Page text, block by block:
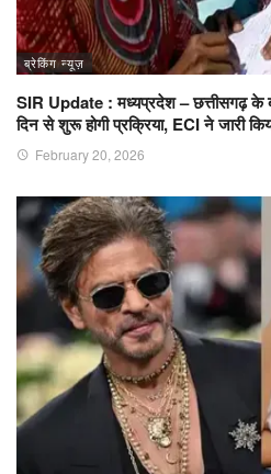
ब्रेकिंग न्यूज़
SIR Update : मध्यप्रदेश – छत्तीसगढ़ के
दिन से शुरू होगी प्रक्रिया, ECI ने जारी
February 20, 2026